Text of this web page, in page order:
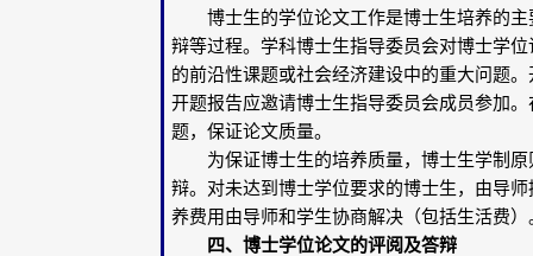
博士生的学位论文工作是博士生培养的主
辩等过程。学科博士生指导委员会对博士学
的前沿性课题或社会经济建设中的重大问题
开题报告应邀请博士生指导委员会成员参加
题，保证论文质量。
为保证博士生的培养质量，博士生学制原
辩。对未达到博士学位要求的博士生，由导
养费用由导师和学生协商解决（包括生活费）
四、博士学位论文的评阅及答辩